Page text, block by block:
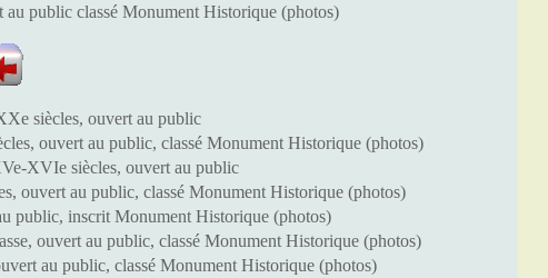
public classé Monument Historique (photos)
siècles, ouvert au public
ouvert au public, classé Monument Historique (photos)
XVIe siècles, ouvert au public
ouvert au public, classé Monument Historique (photos)
public, inscrit Monument Historique (photos)
ouvert au public, classé Monument Historique (photos)
au public, classé Monument Historique (photos)